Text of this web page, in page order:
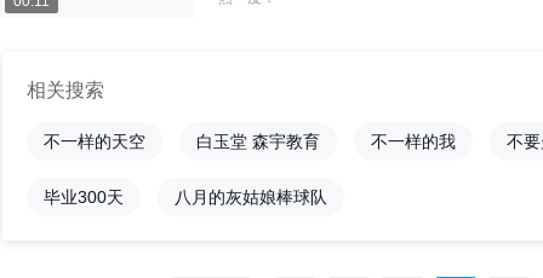
相关搜索
不一样的天空 白玉堂 森宇教育 不一样的我 不
毕业300天 八月的灰姑娘棒球队